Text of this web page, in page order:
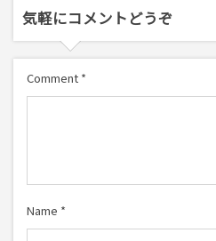
気軽にコメントどうぞ
Comment *
Name *